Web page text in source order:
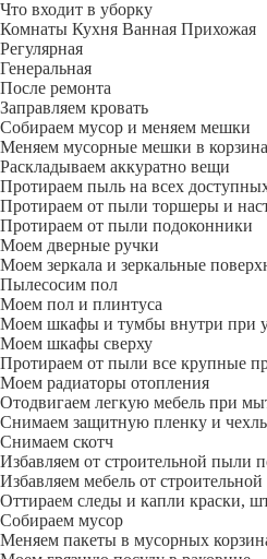
Что входит в уборку
Регу­лярная
Гене­ральная
После ремонта
Заправляем кровать
Собираем мусор и меняем мешки
Меняем мусорные мешки в
Раскладываем аккуратно вещи
Протираем пыль на всех
Протираем от пыли торшеры и
Протираем от пыли подоконники
Моем дверные ручки
Моем зеркала и зеркальные
Пылесосим пол
Моем пол и плинтуса
Моем шкафы и тумбы внутри при
Моем шкафы сверху
Протираем от пыли все крупные
Моем радиаторы отопления
Отодвигаем легкую мебель при
Снимаем защитную пленку и
Снимаем скотч
Избавляем от строительной пыли
Избавляем мебель от
Оттираем следы и капли краски,
Собираем мусор
Меняем пакеты в мусорных